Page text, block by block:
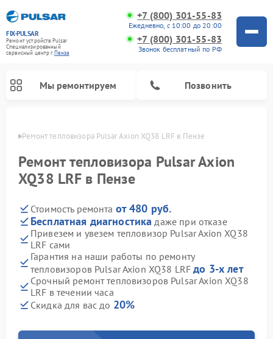
FIX-PULSAR
Ремонт устройств Pulsar
Специализированный
cервисный центр г.Пенза
+7 (800) 301-55-83
Ежедневно, с 10:00 до 20:00
+7 (800) 301-55-83
Звонок бесплатный по РФ
Мы ремонтируем Позвонить
Ремонт тепловизора Pulsar Axion XQ38 LRF в Пензе
Ремонт тепловизора Pulsar Axion
XQ38 LRF в Пензе
Стоимость ремонта от 480 руб.
Бесплатная диагностика даже при отказе
Привезем и увезем тепловизор Pulsar Axion XQ38
LRF сами
Гарантия на наши работы по ремонту
тепловизоров Pulsar Axion XQ38 LRFдо 3-х лет
Срочный ремонт тепловизоров Pulsar Axion XQ38
LRF в течении часа
Скидка для вас до 20%